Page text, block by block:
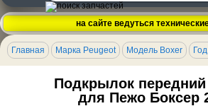
на сайте ведуться
Главная Марка Peugeot Модель Boxer
Подкрылок
для Пежо Боксер